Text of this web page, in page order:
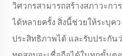
วิศวกรสามารถสร้างสภาวะก
ได้หลายครั้ง สิ่งนี้ช่วยให้ระบุค
ประสิทธิภาพได้ และรับประกัน